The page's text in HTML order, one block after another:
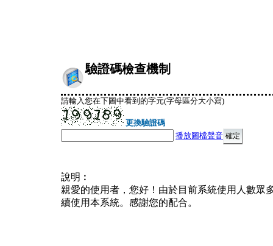
驗證碼檢查機制
請輸入您在下圖中看到的字元(字母區分大小寫)
更換驗證碼
播放圖檔聲音
說明︰
親愛的使用者，您好！由於目前系統使用人數眾
續使用本系統。感謝您的配合。